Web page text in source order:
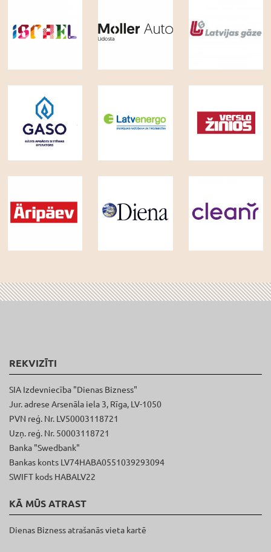
REKVIZĪTI
SIA Izdevniecība "Dienas Bizness"
Jur. adrese Arsenāla iela 3, Rīga, LV-1050
PVN reģ. Nr. LV50003118721
Uzņ. reģ. Nr. 50003118721
Banka "Swedbank"
Bankas konts LV74HABA0551039293094
SWIFT kods HABALV22
KĀ MŪS ATRAST
Dienas Bizness atrašanās vieta kartē